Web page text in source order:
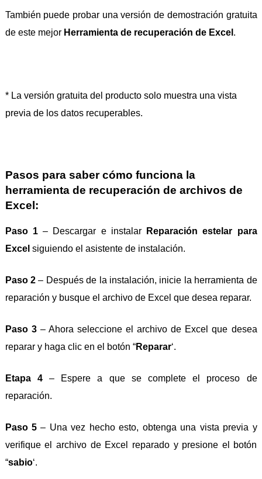
También puede probar una versión de demostración gratuita
de este mejor Herramienta de recuperación de Excel .
* La versión gratuita del producto solo muestra una vista
previa de los datos recuperables.
Pasos para saber cómo funciona la
herramienta de recuperación de archivos de
Excel:
Paso 1– Descargar e instalar
Reparación estelar para
Excel siguiendo el asistente de instalación.
Paso 2– Después de la instalación, inicie la herramienta de
reparación y busque el archivo de Excel que desea reparar.
Paso 3– Ahora seleccione el archivo de Excel que desea
reparar y haga clic en el botón “Reparar‘.
Etapa 4– Espere a que se complete el proceso de
reparación.
Paso 5– Una vez hecho esto, obtenga una vista previa y
verifique el archivo de Excel reparado y presione el botón
“sabio‘.